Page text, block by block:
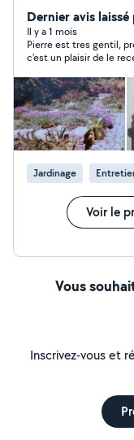
Dernier avis
Il y a 1 mois
Pierre est tres gentil,
c'est un plaisir de le
aussi.
Jardinage
Voir le
Vous
Inscrivez-vous et